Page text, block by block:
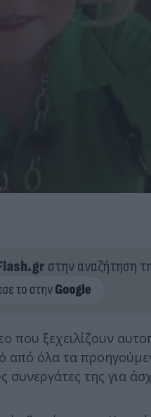
στην αναζήτηση
που ξεχειλίζουν
από όλα τα
συνεργάτες της για